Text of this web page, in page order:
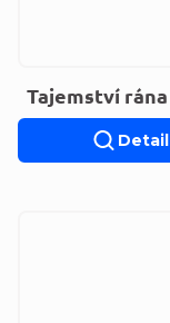
Tajemství rána
Detail